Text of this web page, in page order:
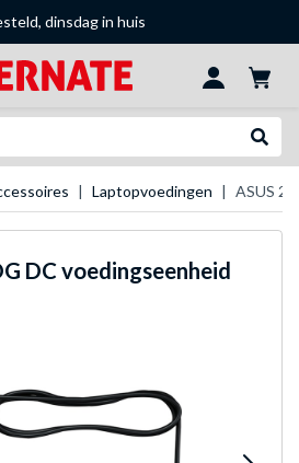
dinsdag in huis
Laptopvoedingen ASUS
DC voedingseenheid